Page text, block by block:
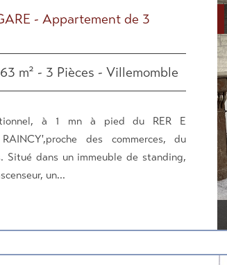
- Appartement de 3
m² - 3 Pièces - Villemomble
à 1 mn à pied du RER E
des commerces, du
Situé dans un immeuble de standing,
un...